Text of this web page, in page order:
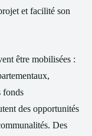
et facilité son
être mobilisées :
fonds
des opportunités
Des